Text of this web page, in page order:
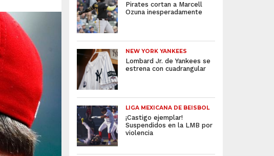
Pirates cortan a Marcell
Ozuna inesperadamente
NEW YORK YANKEES
Lombard Jr. de Yankees se
estrena con cuadrangular
LIGA MEXICANA DE BEISBOL
¡Castigo ejemplar!
Suspendidos en la LMB por
violencia